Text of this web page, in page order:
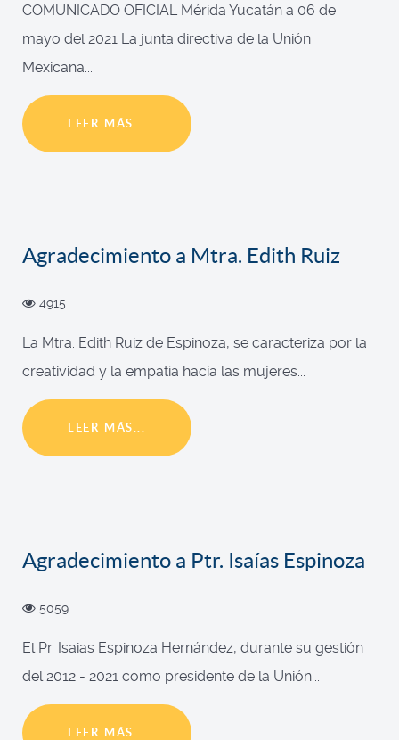
COMUNICADO OFICIAL Mérida Yucatán a 06 de
mayo del 2021 La junta directiva de la Unión
Mexicana...
LEER MÁS...
Agradecimiento a Mtra. Edith Ruiz
4915
La Mtra. Edith Ruiz de Espinoza, se caracteriza por la
creatividad y la empatía hacia las mujeres...
LEER MÁS...
Agradecimiento a Ptr. Isaías Espinoza
5059
El Pr. Isaias Espinoza Hernández, durante su gestión
del 2012 - 2021 como presidente de la Unión...
LEER MÁS...